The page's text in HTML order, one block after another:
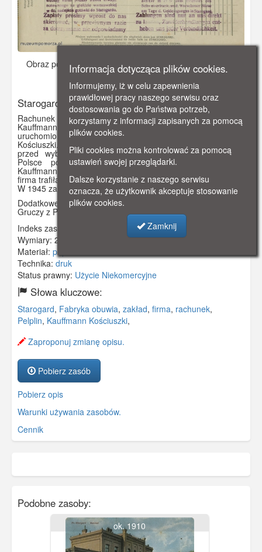
Obraz pochodzi z 1926-11-26.
Dodano: 2022-09-23 22:25
Wyświetlono: 2003
Starogard Rachunek Kauffmann
Rachunek na druku firmowym Fabryki Obuwia Peter
Kauffmann i synowie. Firma działała od 1856 roku. W 1895
uruchomiono nowoczesną fabrykę mieszczącą się przy ulicy
Kościuszki. W 1939 część rodziny zdążyła uciec za granicę
przed wybuchem II wojny (pochodzenie żydowskie). W
Polsce pozostał i zarządzał przedsiębiorstwem Hans
Kauffmann. Został zamordowany w październiku 1939 roku a
firma trafiła pod zarząd Niemców.
W 1945 zakład został przejęty przez państwo polskie.
Dodatkowe informacje: Rachunek wystawiono dla Jana
Gruczy z Pelplina.
Indeks zasobu:
Wymiary: 200 x 196 mm
Materiał: papier
Technika: druk
Status prawny: Użycie Niekomercyjne
Słowa kluczowe:
Starogard, Fabryka obuwia, zakład, firma, rachunek,
Pelplin, Kauffmann Kościuszki,
Zaproponuj zmianę opisu.
Pobierz zasób
Pobierz opis
Warunki używania zasobów.
Cennik
Podobne zasoby:
ok. 1910
Informacja dotycząca plików cookies.
Informujemy, iż w celu zapewnienia
prawidłowej pracy naszego serwisu oraz
dostosowania go do Państwa potrzeb,
korzystamy z informacji zapisanych za pomocą
plików cookies.
Pliki cookies można kontrolować za pomocą
ustawień swojej przeglądarki.
Dalsze korzystanie z naszego serwisu
oznacza, że użytkownik akceptuje stosowanie
plików cookies.
Zamknij